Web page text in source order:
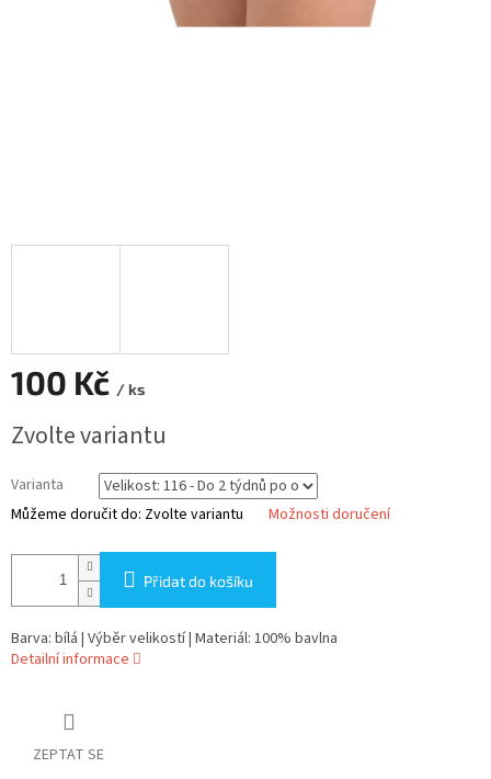
100 Kč / ks
cena:
Zvolte variantu
Varianta
Můžeme doručit do: Zvolte variantu Možnosti doručení
Přidat do košíku
Barva: bílá | Výběr velikostí | Materiál: 100% bavlna
Detailní informace
ZEPTAT SE